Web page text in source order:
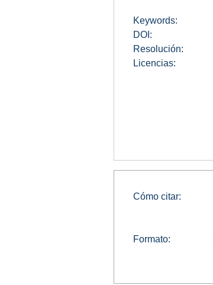
Keywords:
DOI:
Resolución:
Licencias:
Cómo citar:
Formato: